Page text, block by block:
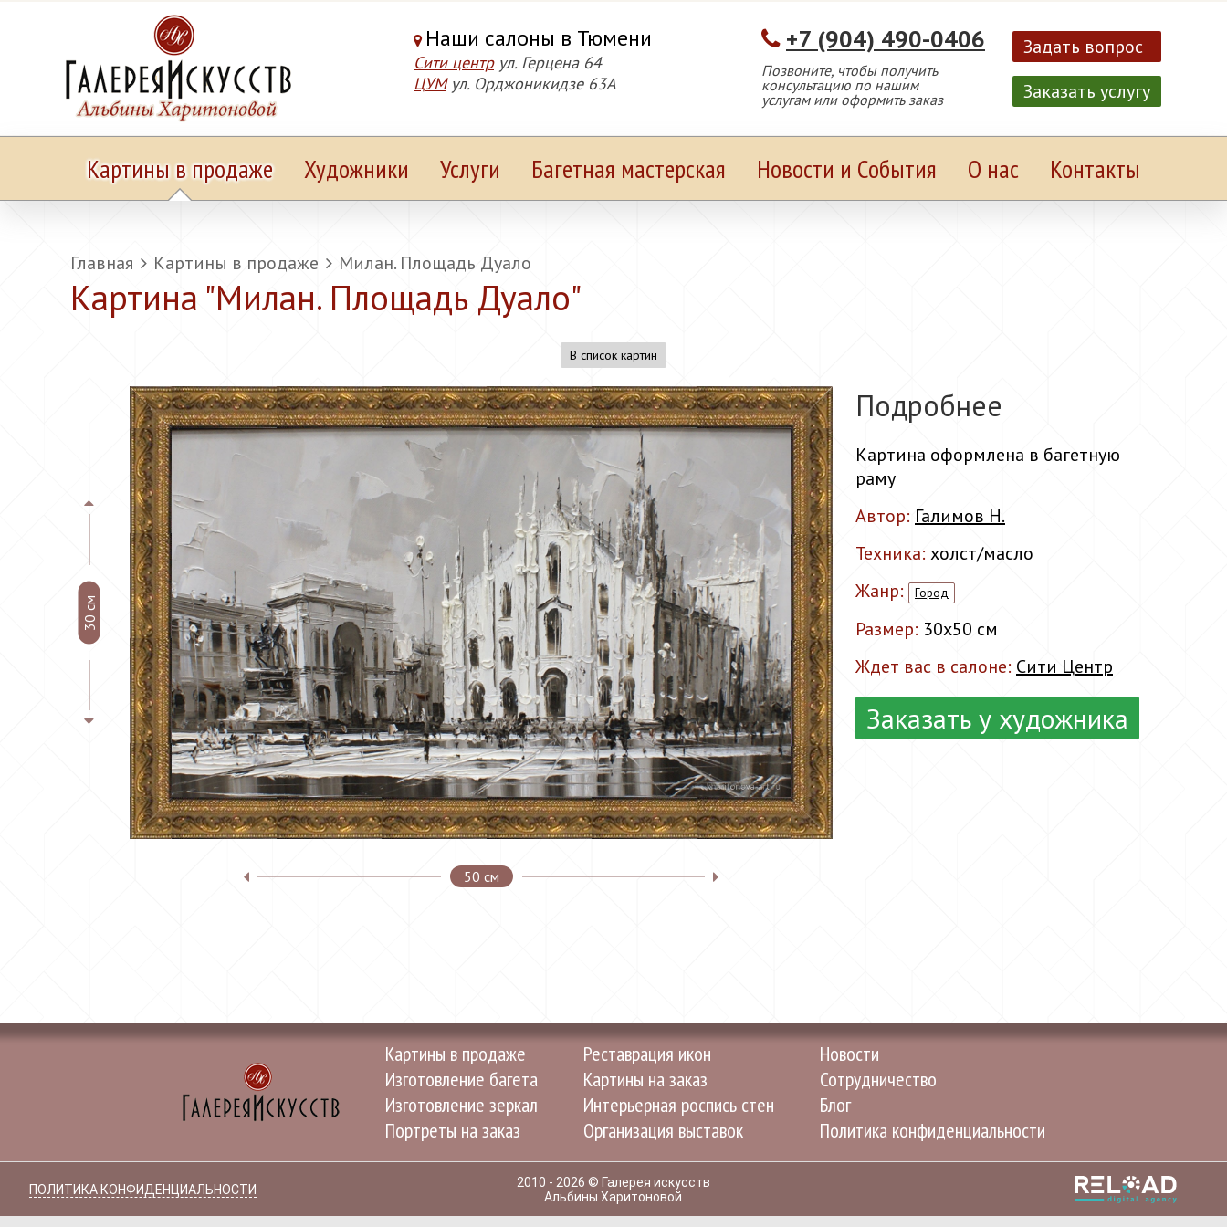
Задать вопрос
Заказать услугу
+7 (904) 490-0406
Позвоните, чтобы получить
консультацию по нашим
услугам или оформить заказ
Наши салоны в Тюмени
Сити центр ул. Герцена 64
ЦУМ ул. Орджоникидзе 63А
Картины в продаже Художники Услуги Багетная мастерская Новости и События О нас Контакты
Главная Картины в продаже Милан. Площадь Дуало
Картина "Милан. Площадь Дуало"
В список картин
50 см
30 см
Подробнее
Картина оформлена в багетную
раму
Автор: Галимов Н.
Техника: холст/масло
Жанр:
Город
Размер: 30x50 см
Ждет вас в салоне: Сити Центр
Заказать у художника
Картины в продаже
Изготовление багета
Изготовление зеркал
Портреты на заказ
Реставрация икон
Картины на заказ
Интерьерная роспись стен
Организация выставок
Новости
Сотрудничество
Блог
Политика конфиденциальности
ПОЛИТИКА КОНФИДЕНЦИАЛЬНОСТИ
2010 - 2026 © Галерея искусств
Альбины Харитоновой